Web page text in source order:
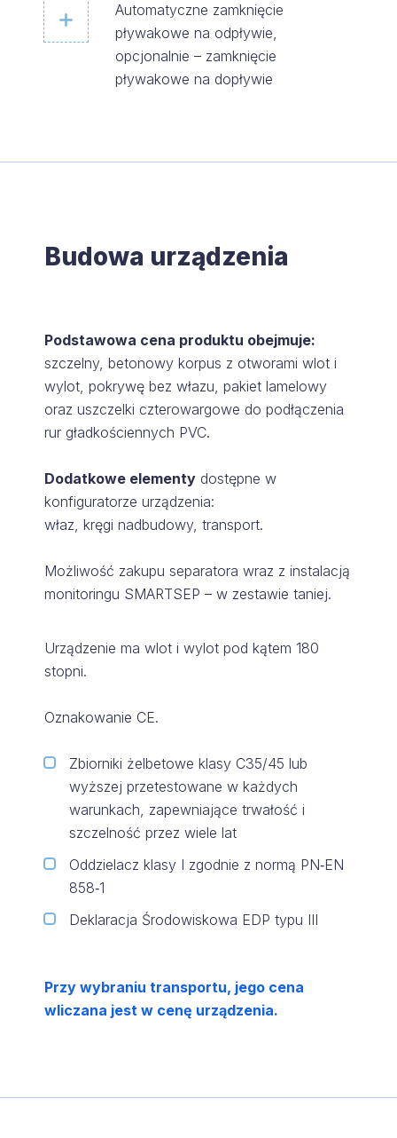
Automatyczne zamknięcie
pływakowe na odpływie,
opcjonalnie – zamknięcie
pływakowe na dopływie
Budowa urządzenia
Podstawowa cena produktu obejmuje:
szczelny, betonowy korpus z otworami wlot i
wylot, pokrywę bez włazu, pakiet lamelowy
oraz uszczelki czterowargowe do podłączenia
rur gładkościennych PVC.
Dodatkowe elementy dostępne w
konfiguratorze urządzenia:
właz, kręgi nadbudowy, transport.
Możliwość zakupu separatora wraz z instalacją
monitoringu SMARTSEP – w zestawie taniej.
Urządzenie ma wlot i wylot pod kątem 180
stopni.
Oznakowanie CE.
Zbiorniki żelbetowe klasy C35/45 lub
wyższej przetestowane w każdych
warunkach, zapewniające trwałość i
szczelność przez wiele lat
Oddzielacz klasy I zgodnie z normą PN‑EN
858‑1
Deklaracja Środowiskowa EDP typu III
Przy wybraniu transportu, jego cena
wliczana jest w cenę urządzenia.